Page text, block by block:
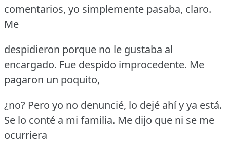
comentarios, yo simplemente pasaba, claro.
Me
despidieron porque no le gustaba al
encargado. Fue despido improcedente. Me
pagaron un poquito,
¿no? Pero yo no denuncié, lo dejé ahí y ya está.
Se lo conté a mi familia. Me dijo que ni se me
ocurriera